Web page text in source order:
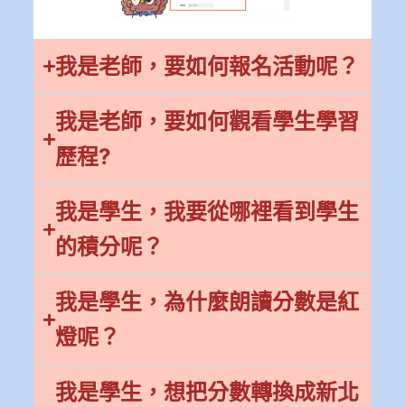
我是老師，要如何報名活動呢？
我是老師，要如何觀看學生學習
歷程?
我是學生，我要從哪裡看到學生
的積分呢？
我是學生，為什麼朗讀分數是紅
燈呢？
我是學生，想把分數轉換成新北